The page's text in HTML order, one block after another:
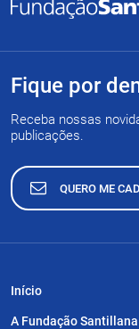
Fique por
Receba nossas
publicações.
QUERO ME
Início
A Fundação Santillana